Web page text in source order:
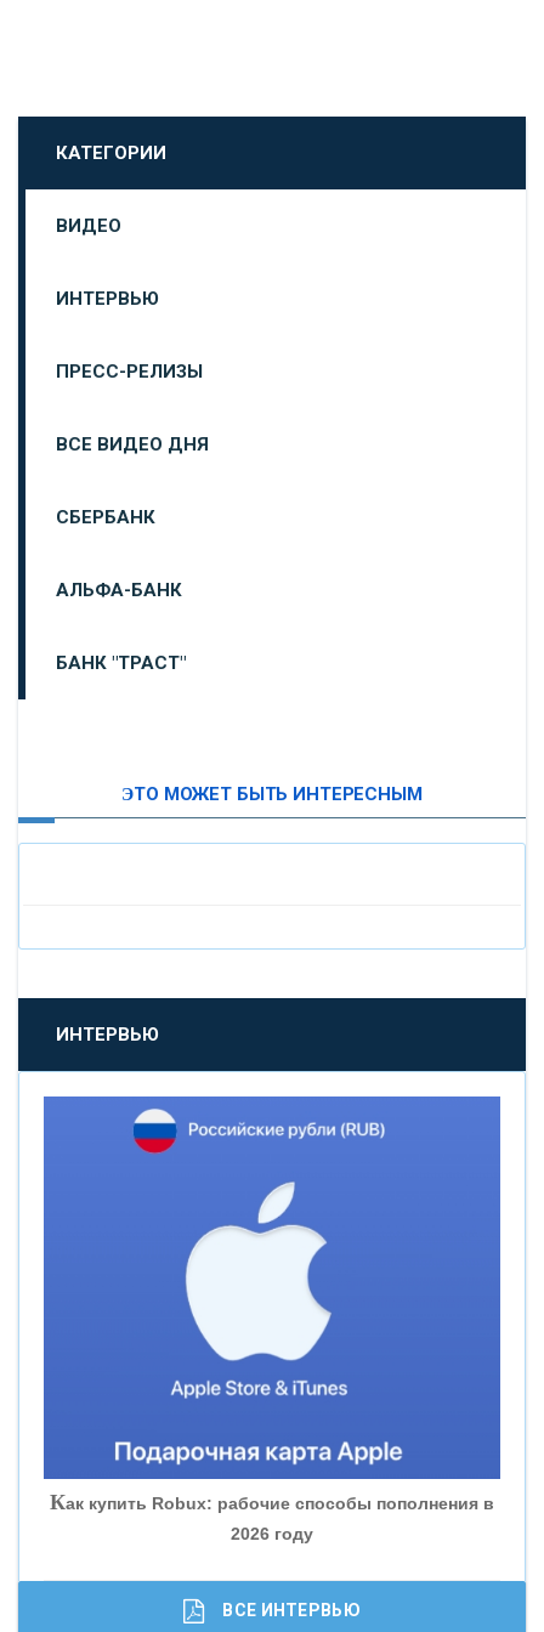
КАТЕГОРИИ
ВИДЕО
ИНТЕРВЬЮ
ПРЕСС-РЕЛИЗЫ
ВСЕ ВИДЕО ДНЯ
СБЕРБАНК
АЛЬФА-БАНК
БАНК "ТРАСТ"
«БАНК САНКТ-ПЕТЕРБУРГ»
«ПРОМСВЯЗЬБАНК»
«НОВИКОМБАНК»
«ВНЕШПРОМБАНК»
«БАНК ГЛОБЭКС»
«СОВКОМБАНК»
«ГАЗПРОМБАНК»
ЭТО МОЖЕТ БЫТЬ ИНТЕРЕСНЫМ
ИНТЕРВЬЮ
Как купить Robux: рабочие способы пополнения в
2026 году
ВСЕ ИНТЕРВЬЮ